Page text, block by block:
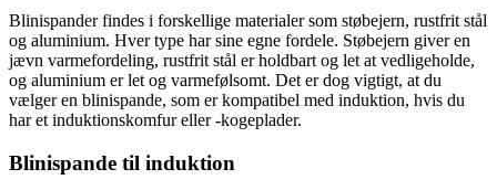
Blinispander findes i forskellige materialer som støbejern, rustfrit stål
og aluminium. Hver type har sine egne fordele. Støbejern giver en
jævn varmefordeling, rustfrit stål er holdbart og let at vedligeholde,
og aluminium er let og varmefølsomt. Det er dog vigtigt, at du
vælger en blinispande, som er kompatibel med induktion, hvis du
har et induktionskomfur eller -kogeplader.
Blinispande til induktion